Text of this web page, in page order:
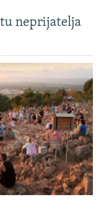
neprijatelja